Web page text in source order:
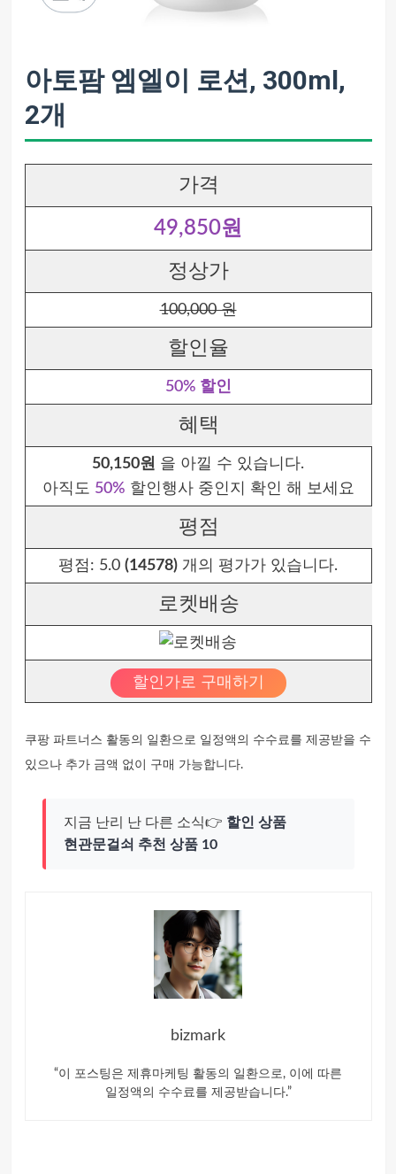
아토팜 엠엘이 로션, 300ml,
2개
가격
49,850원
정상가
100,000 원
할인율
50% 할인
혜택
50,150원 을 아낄 수 있습니다.
아직도 50% 할인행사 중인지 확인 해 보세요
평점
평점: 5.0 (14578) 개의 평가가 있습니다.
로켓배송
할인가로 구매하기
쿠팡 파트너스 활동의 일환으로 일정액의 수수료를 제공받을 수
있으나 추가 금액 없이 구매 가능합니다.
지금 난리 난 다른 소식👉 할인 상품
현관문걸쇠 추천 상품 10
bizmark
“이 포스팅은 제휴마케팅 활동의 일환으로, 이에 따른
일정액의 수수료를 제공받습니다.”